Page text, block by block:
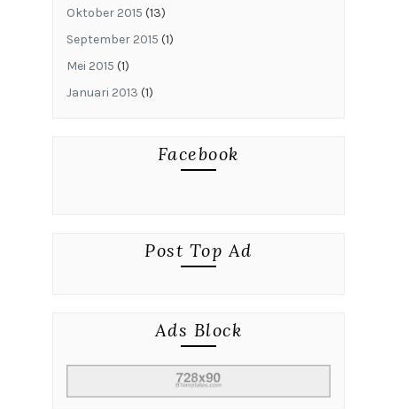
Oktober 2015 (13)
September 2015 (1)
Mei 2015 (1)
Januari 2013 (1)
Facebook
Post Top Ad
Ads Block